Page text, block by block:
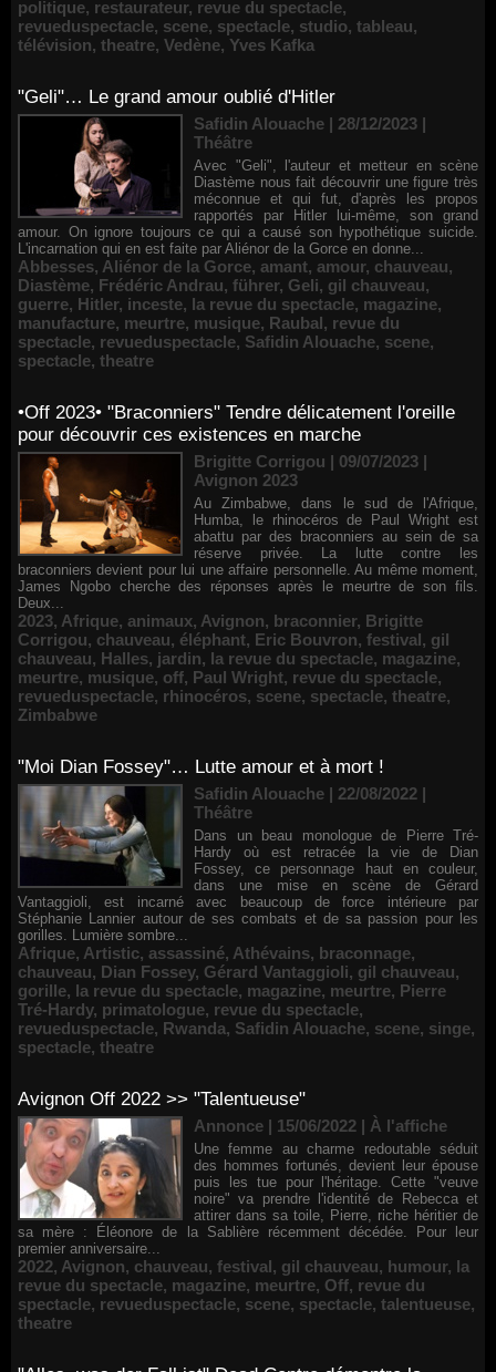
politique, restaurateur, revue du spectacle,
revueduspectacle, scene, spectacle, studio, tableau,
télévision, theatre, Vedène, Yves Kafka
"Geli"… Le grand amour oublié d'Hitler
Safidin Alouache | 28/12/2023 |
Théâtre
Avec "Geli", l'auteur et metteur en scène
Diastème nous fait découvrir une figure très
méconnue et qui fut, d'après les propos
rapportés par Hitler lui-même, son grand
amour. On ignore toujours ce qui a causé son hypothétique suicide.
L'incarnation qui en est faite par Aliénor de la Gorce en donne...
Abbesses, Aliénor de la Gorce, amant, amour, chauveau,
Diastème, Frédéric Andrau, führer, Geli, gil chauveau,
guerre, Hitler, inceste, la revue du spectacle, magazine,
manufacture, meurtre, musique, Raubal, revue du
spectacle, revueduspectacle, Safidin Alouache, scene,
spectacle, theatre
•Off 2023• "Braconniers" Tendre délicatement l'oreille
pour découvrir ces existences en marche
Brigitte Corrigou | 09/07/2023 |
Avignon 2023
Au Zimbabwe, dans le sud de l'Afrique,
Humba, le rhinocéros de Paul Wright est
abattu par des braconniers au sein de sa
réserve privée. La lutte contre les
braconniers devient pour lui une affaire personnelle. Au même moment,
James Ngobo cherche des réponses après le meurtre de son fils.
Deux...
2023, Afrique, animaux, Avignon, braconnier, Brigitte
Corrigou, chauveau, éléphant, Eric Bouvron, festival, gil
chauveau, Halles, jardin, la revue du spectacle, magazine,
meurtre, musique, off, Paul Wright, revue du spectacle,
revueduspectacle, rhinocéros, scene, spectacle, theatre,
Zimbabwe
"Moi Dian Fossey"… Lutte amour et à mort !
Safidin Alouache | 22/08/2022 |
Théâtre
Dans un beau monologue de Pierre Tré-
Hardy où est retracée la vie de Dian
Fossey, ce personnage haut en couleur,
dans une mise en scène de Gérard
Vantaggioli, est incarné avec beaucoup de force intérieure par
Stéphanie Lannier autour de ses combats et de sa passion pour les
gorilles. Lumière sombre...
Afrique, Artistic, assassiné, Athévains, braconnage,
chauveau, Dian Fossey, Gérard Vantaggioli, gil chauveau,
gorille, la revue du spectacle, magazine, meurtre, Pierre
Tré-Hardy, primatologue, revue du spectacle,
revueduspectacle, Rwanda, Safidin Alouache, scene, singe,
spectacle, theatre
Avignon Off 2022 >> "Talentueuse"
Annonce | 15/06/2022 | À l'affiche
Une femme au charme redoutable séduit
des hommes fortunés, devient leur épouse
puis les tue pour l'héritage. Cette "veuve
noire" va prendre l'identité de Rebecca et
attirer dans sa toile, Pierre, riche héritier de
sa mère : Éléonore de la Sablière récemment décédée. Pour leur
premier anniversaire...
2022, Avignon, chauveau, festival, gil chauveau, humour, la
revue du spectacle, magazine, meurtre, Off, revue du
spectacle, revueduspectacle, scene, spectacle, talentueuse,
theatre